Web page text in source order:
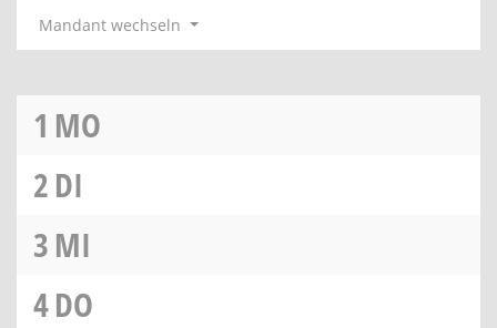
Mandant wechseln
1 MO
2DI
3MI
4DO